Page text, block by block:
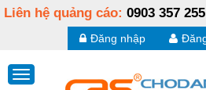
Liên hệ quảng cáo: 0903 357 255
Đăng nhập